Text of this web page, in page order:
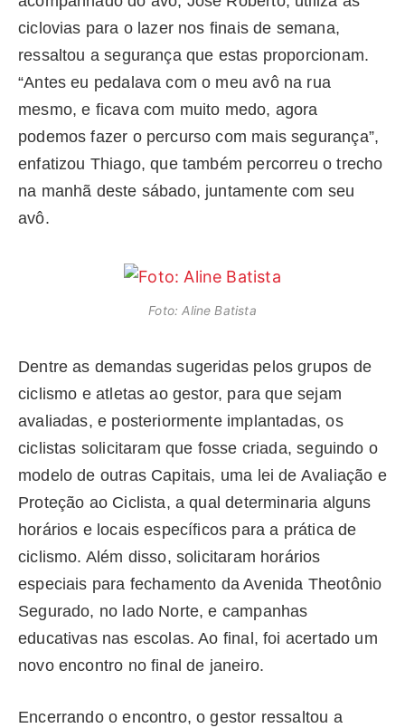
ciclovias para o lazer nos finais de semana,
ressaltou a segurança que estas proporcionam.
“Antes eu pedalava com o meu avô na rua
mesmo, e ficava com muito medo, agora
podemos fazer o percurso com mais segurança”,
enfatizou Thiago, que também percorreu o trecho
na manhã deste sábado, juntamente com seu
avô.
Foto: Aline Batista
Dentre as demandas sugeridas pelos grupos de
ciclismo e atletas ao gestor, para que sejam
avaliadas, e posteriormente implantadas, os
ciclistas solicitaram que fosse criada, seguindo o
modelo de outras Capitais, uma lei de Avaliação e
Proteção ao Ciclista, a qual determinaria alguns
horários e locais específicos para a prática de
ciclismo. Além disso, solicitaram horários
especiais para fechamento da Avenida Theotônio
Segurado, no lado Norte, e campanhas
educativas nas escolas. Ao final, foi acertado um
novo encontro no final de janeiro.
Encerrando o encontro, o gestor ressaltou a